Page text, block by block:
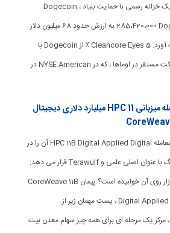
اندازی یک خزانه رسمی با حمایت بنیاد Dogecoin ،
285،420،000 Dogecoin به ارزش حدود 68 میلیون دلار
به دست آورد. Cleancore Eyes 5 ٪ از Dogecoin با
برنامه خزانه داری جدید شرکت مستقر در اوماها ، که در NYSE American در
Breakdown: معامله میزبانی HPC 11 میلیارد دلاری دیجیتال
[ad_1] معامله HPC 11B Digital Applied Digital آن را در
همان لیگ با عنوان اصلی علمی و Terawulf قرار می دهد.
اما آیا بازار روی آن خوابیده است؟ پیمان CoreWeave 11B
Digital Applied Digital ، پست مهمان زیر از
BitcoinMiningStock.io ، مرکز یک مرحله ای برای همه چیز سهام معدن بیت